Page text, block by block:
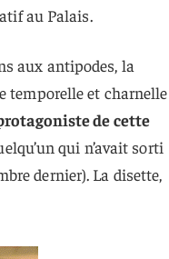
au Palais.
aux antipodes, la
temporelle et charnelle
de cette
qui n’avait sorti
dernier). La disette,